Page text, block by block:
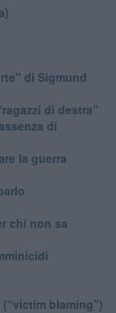
di Sigmund
di destra”
di
la guerra
chi non sa
blaming”)